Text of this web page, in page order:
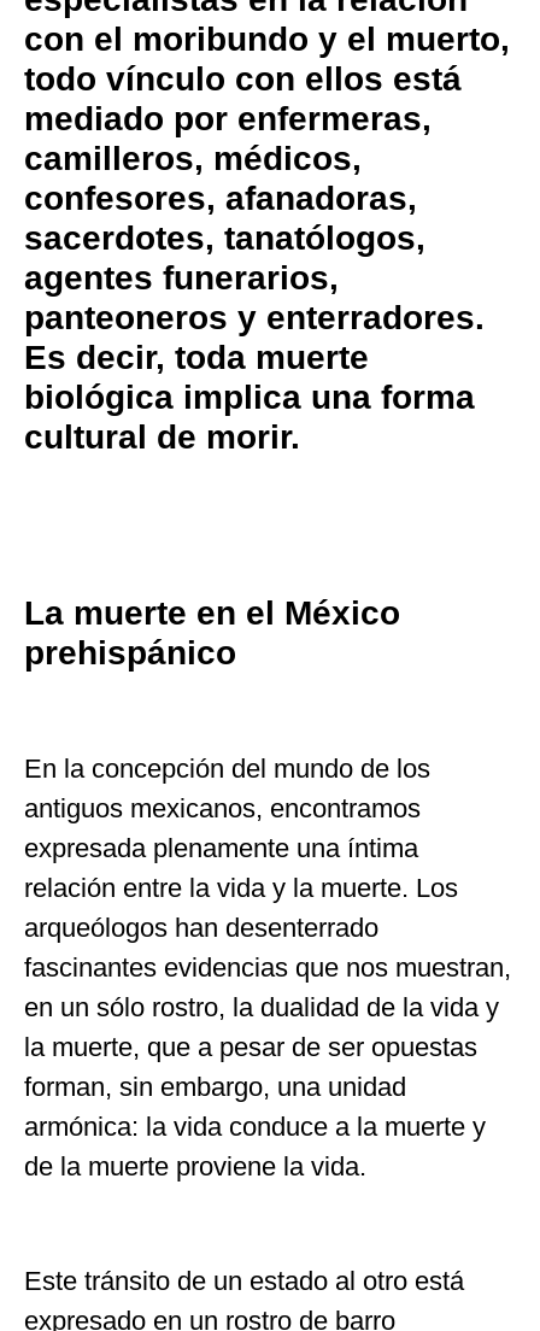
con el moribundo y el muerto,
todo vínculo con ellos está
mediado por enfermeras,
camilleros, médicos,
confesores, afanadoras,
sacerdotes, tanatólogos,
agentes funerarios,
panteoneros y enterradores.
Es decir, toda muerte
biológica implica una forma
cultural de morir.
La muerte en el México
prehispánico
En la concepción del mundo de los
antiguos mexicanos, encontramos
expresada plenamente una íntima
relación entre la vida y la muerte. Los
arqueólogos han desenterrado
fascinantes evidencias que nos muestran,
en un sólo rostro, la dualidad de la vida y
la muerte, que a pesar de ser opuestas
forman, sin embargo, una unidad
armónica: la vida conduce a la muerte y
de la muerte proviene la vida.
Este tránsito de un estado al otro está
expresado en un rostro de barro